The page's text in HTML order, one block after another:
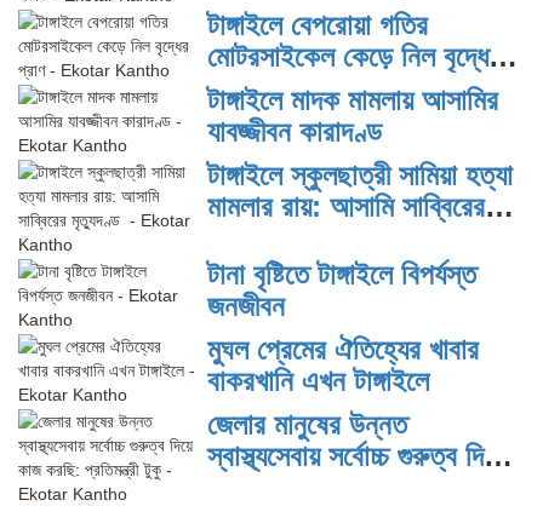
টাঙ্গাইলে বেপরোয়া গতির
মোটরসাইকেল কেড়ে নিল বৃদ্ধের
প্রাণ
টাঙ্গাইলে মাদক মামলায় আসামির
যাবজ্জীবন কারাদণ্ড
টাঙ্গাইলে স্কুলছাত্রী সামিয়া হত্যা
মামলার রায়: আসামি সাব্বিরের
টানা বৃষ্টিতে টাঙ্গাইলে বিপর্যস্ত
জনজীবন
মুঘল প্রেমের ঐতিহ্যের খাবার
বাকরখানি এখন টাঙ্গাইলে
জেলার মানুষের উন্নত
স্বাস্থ্যসেবায় সর্বোচ্চ গুরুত্ব দিয়ে